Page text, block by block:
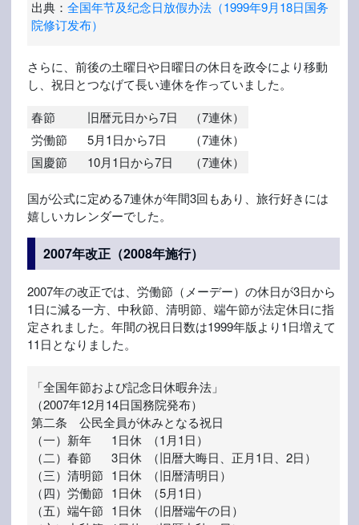
出典： 全国年节及纪念日放假办法（1999年9月18日国务
院修订发布）
さらに、前後の土曜日や日曜日の休日を政令により移動
し、祝日とつなげて長い連休を作っていました。
春節
旧暦元日から7日
（7連休）
労働節
5月1日から7日
（7連休）
国慶節
10月1日から7日 （7連休）
国が公式に定める7連休が年間3回もあり、旅行好きには
嬉しいカレンダーでした。
2007年改正（2008年施行）
2007年の改正では、労働節（メーデー）の休日が3日から
1日に減る一方、中秋節、清明節、端午節が法定休日に指
定されました。年間の祝日日数は1999年版より1日増えて
11日となりました。
「全国年節および記念日休暇弁法」
（2007年12月14日国務院発布）
第二条 公民全員が休みとなる祝日
（一） 新年 1日休
（1月1日）
（二） 春節 3日休
（旧暦大晦日、正月1日、2日）
（三） 清明節 1日休
（旧暦清明日）
（四） 労働節 1日休
（5月1日）
（五） 端午節 1日休
（旧暦端午の日）